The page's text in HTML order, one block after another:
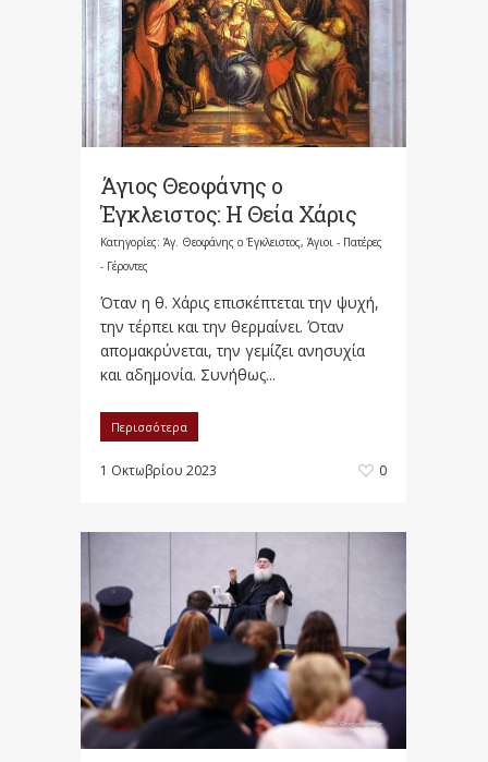
Άγιος Θεοφάνης ο
Έγκλειστος: Η Θεία Χάρις
Κατηγορίες: Άγ. Θεοφάνης ο Έγκλειστος, Άγιοι - Πατέρες
- Γέροντες
Όταν η θ. Χάρις επισκέπτεται την ψυχή,
την τέρπει και την θερμαίνει. Όταν
απομακρύνεται, την γεμίζει ανησυχία
και αδημονία. Συνήθως...
Περισσότερα
1 Οκτωβρίου 2023 0